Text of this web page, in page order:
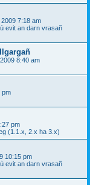
7:18 am
evit an darn vrasañ
8:40 am
pm
pm
(1.1.x, 2.x ha 3.x)
10:15 pm
evit an darn vrasañ